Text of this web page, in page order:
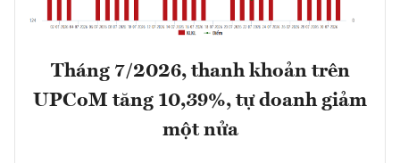
Tháng 7/2026, thanh khoản trên
UPCoM tăng 10,39%, tự doanh giảm
một nửa